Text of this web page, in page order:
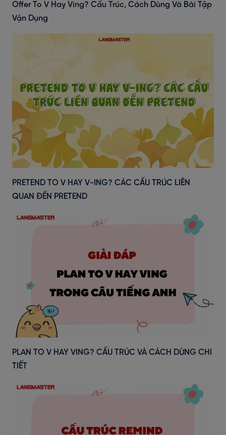
Offer To V Hay Ving? Cấu Trúc, Cách Dùng Và Bài Tập
Vận Dụng
PRETEND TO V HAY V-ING? CÁC CẤU TRÚC LIÊN
QUAN ĐẾN PRETEND
PLAN TO V HAY VING? CẤU TRÚC VÀ CÁCH DÙNG CHI
TIẾT